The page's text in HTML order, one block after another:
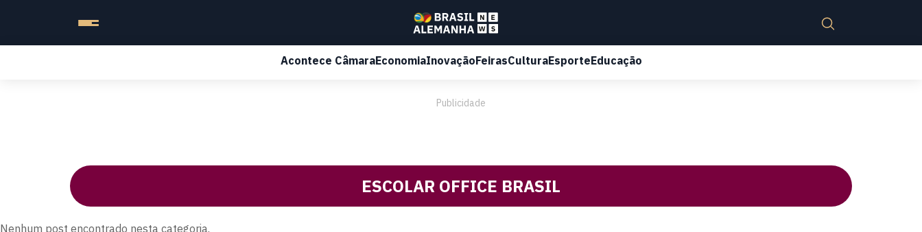
Acontece CâmaraEconomiaInovaçãoFeirasCulturaEsporteEducação
Publicidade
ESCOLAR OFFICE BRASIL
Nenhum post encontrado nesta categoria.